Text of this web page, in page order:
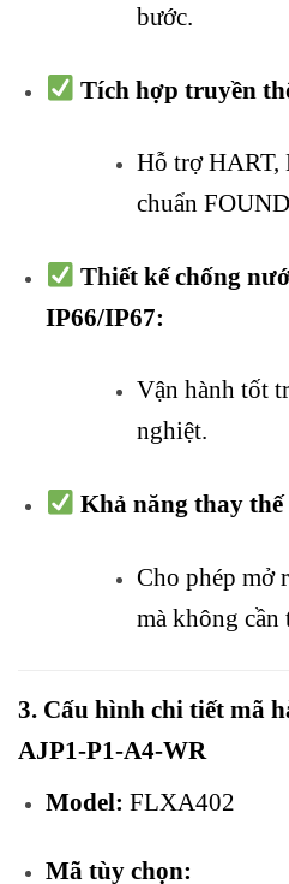
bước.
Tích hợp truyền
Hỗ trợ HART,
chuẩn
Thiết kế chống
IP66/IP67:
Vận hành tốt
nghiệt.
Khả năng thay
Cho phép mở
mà không
3. Cấu hình chi tiết mã
AJP1-P1-A4-WR
Model: FLXA402
Mã tùy chọn: